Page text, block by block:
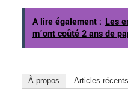
A lire également : Les
m’ont coûté 2 ans de
À propos Articles récents